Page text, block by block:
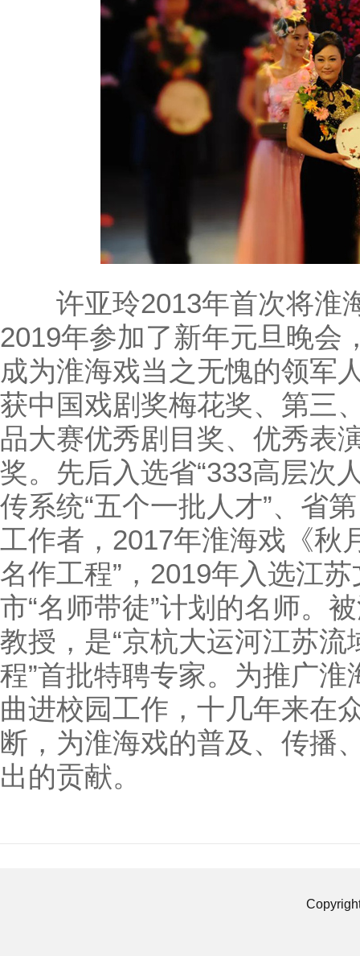
许亚玲2013年首次将淮
2019年参加了新年元旦晚会
成为淮海戏当之无愧的领军
获中国戏剧奖梅花奖、第三
品大赛优秀剧目奖、优秀表
奖。先后入选省“333高层次
传系统“五个一批人才”、省
工作者，2017年淮海戏《秋
名作工程”，2019年入选江
市“名师带徒”计划的名师。
教授，是“京杭大运河江苏
程”首批特聘专家。为推广
曲进校园工作，十几年来在
断，为淮海戏的普及、传播
出的贡献。